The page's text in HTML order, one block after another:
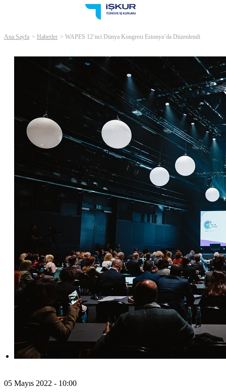
Ana Sayfa Haberler WAPES 12’nci Dünya Kongresi Estonya’da Düzenlendi
05 Mayıs 2022 - 10:00